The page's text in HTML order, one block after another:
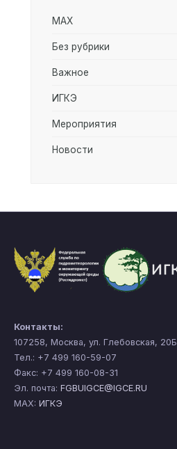
MAX
Без рубрики
Важное
ИГКЭ
Мероприятия
Новости
Контакты:
107258, Москва, ул. Глебовская, 20Б
Тел.: +7 499 160-59-07
Факс: +7 499 160-08-31
Эл. почта: FGBUIGCE@IGCE.RU
MAX: ИГКЭ